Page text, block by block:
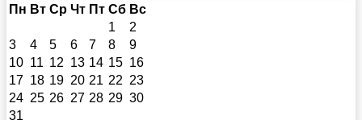
Пн Вт Ср Чт Пт Сб Вс
1
2
3
4 5 6 7 8
9
10 11 12 13 14 15 16
17 18 19 20 21 22 23
24 25 26 27 28 29 30
31